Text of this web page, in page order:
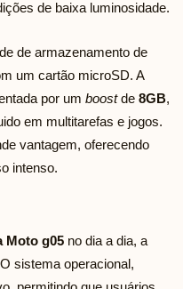
de baixa luminosidade.
de armazenamento de
um cartão microSD. A
por um boostde 8GB,
em multitarefas e jogos.
vantagem, oferecendo
intenso.
Moto g05 no dia a dia, a
sistema operacional,